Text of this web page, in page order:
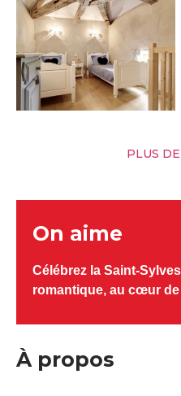
PLUS
On aime
Célébrez la Saint-
romantique, au cœur de
À propos